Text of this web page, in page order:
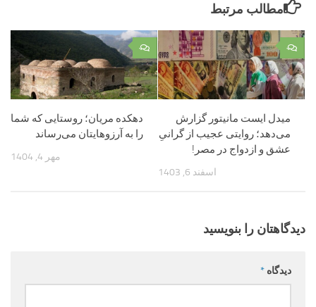
مطالب مرتبط
۰
دهکده مریان؛ روستایی که شما
را به آرزوهایتان می‌رساند
مهر 4, 1404
۰
میدل ایست مانیتور گزارش
می‌دهد؛ روایتی عجیب از گرانیِ
عشق و ازدواج در مصر!
اسفند 6, 1403
دیدگاهتان را بنویسید
دیدگاه *